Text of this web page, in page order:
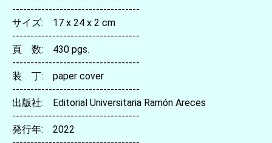
-----------------------------------
サイズ: 17 x 24 x 2 cm
-----------------------------------
頁 数: 430 pgs.
-----------------------------------
装 丁: paper cover
-----------------------------------
出版社: Editorial Universitaria Ramón Areces
-----------------------------------
発行年: 2022